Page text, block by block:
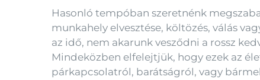
Hasonló tempóban szeretnénk
munkahely elvesztése, költözés, válás
az idő, nem akarunk vesződni a rossz
Mindeközben elfelejtjük, hogy ezek az
párkapcsolatról, barátságról, vagy